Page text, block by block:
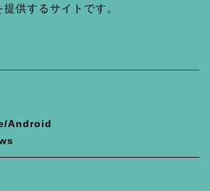
供するサイトです。
Android